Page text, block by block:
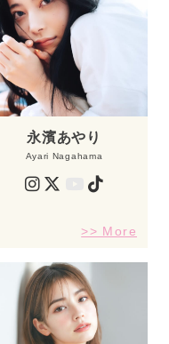
永濱あやり
Ayari Nagahama
>> More